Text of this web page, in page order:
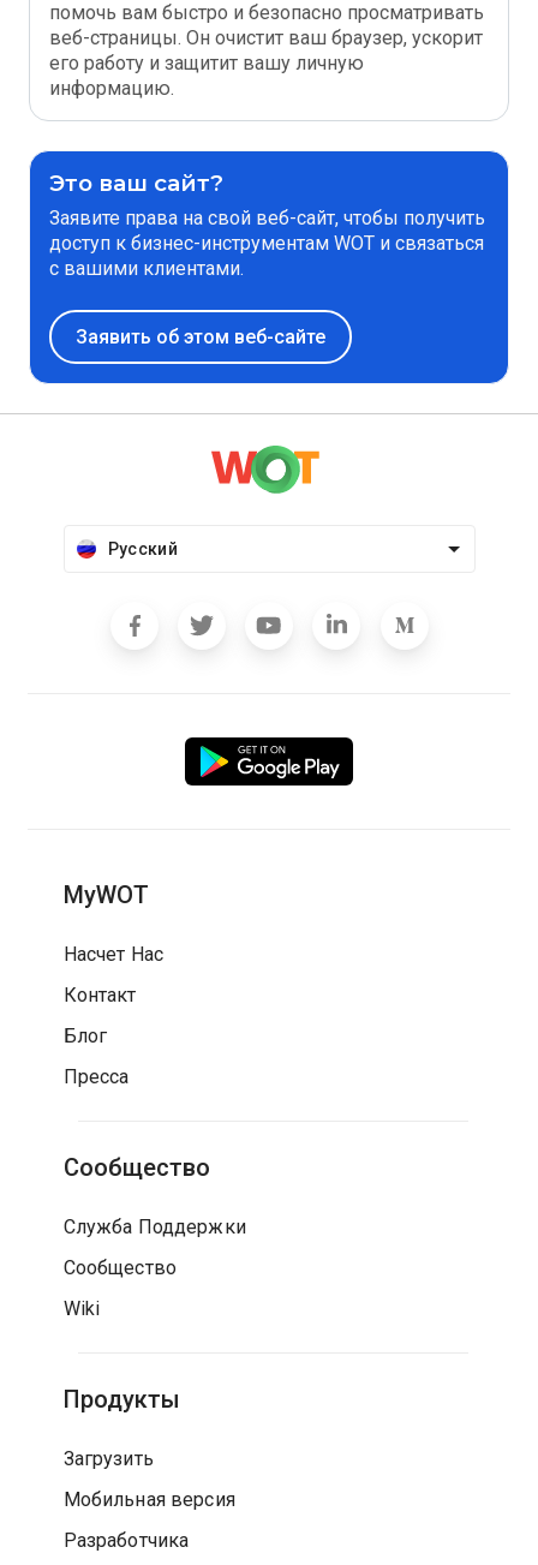
помочь вам быстро и безопасно просматривать
веб-страницы. Он очистит ваш браузер, ускорит
его работу и защитит вашу личную
информацию.
Это ваш сайт?
Заявите права на свой веб-сайт, чтобы получить
доступ к бизнес-инструментам WOT и связаться
с вашими клиентами.
Заявить об этом веб-сайте
Русский
MyWOT
Насчет Нас
Контакт
Блог
Пресса
Сообщество
Служба Поддержки
Сообщество
Wiki
Продукты
Загрузить
Мобильная версия
Разработчика